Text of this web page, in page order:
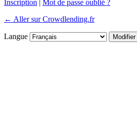
Inscription | Mot de passe oublié ?
← Aller sur Crowdlending.fr
Langue